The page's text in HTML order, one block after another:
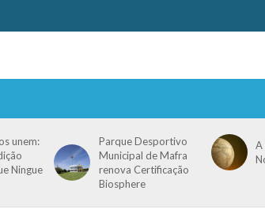
unem:
Ningue
Parque Desportivo
Municipal de Mafra
renova Certificação
Biosphere
A